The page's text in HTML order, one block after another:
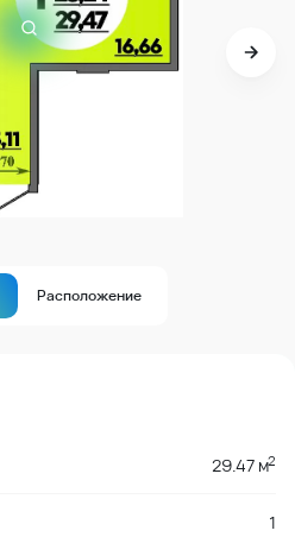
Расположение
29.47 м2
1